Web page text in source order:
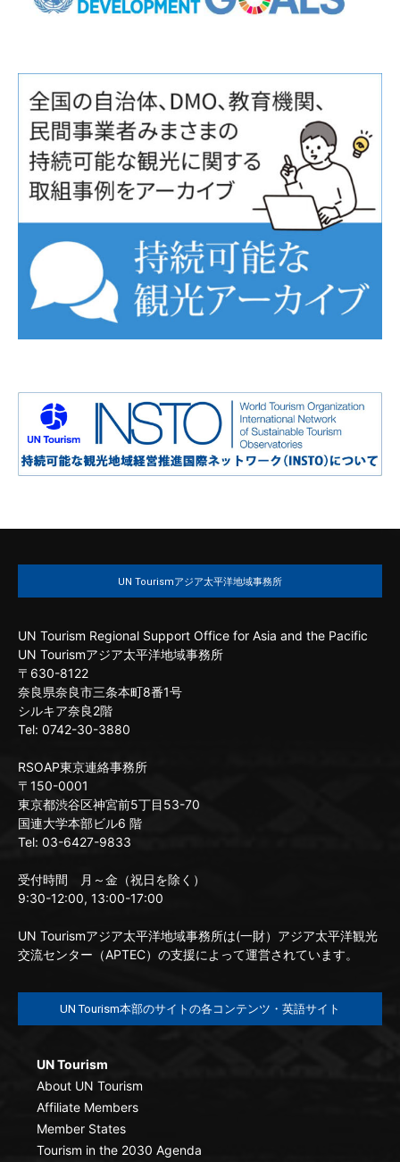
UN Tourismアジア太平洋地域事務所
UN Tourism Regional Support Office for Asia and the Pacific
UN Tourismアジア太平洋地域事務所
〒630-8122
奈良県奈良市三条本町8番1号
シルキア奈良2階
Tel: 0742-30-3880
RSOAP東京連絡事務所
〒150-0001
東京都渋谷区神宮前5丁目53-70
国連大学本部ビル6 階
Tel: 03-6427-9833
受付時間 月～金（祝日を除く）
9:30-12:00, 13:00-17:00
UN Tourismアジア太平洋地域事務所は(一財）アジア太平洋観光
交流センター（APTEC）の支援によって運営されています。
UN Tourism本部のサイトの各コンテンツ・英語サイト
UN Tourism
About UN Tourism
Affiliate Members
Member States
Tourism in the 2030 Agenda